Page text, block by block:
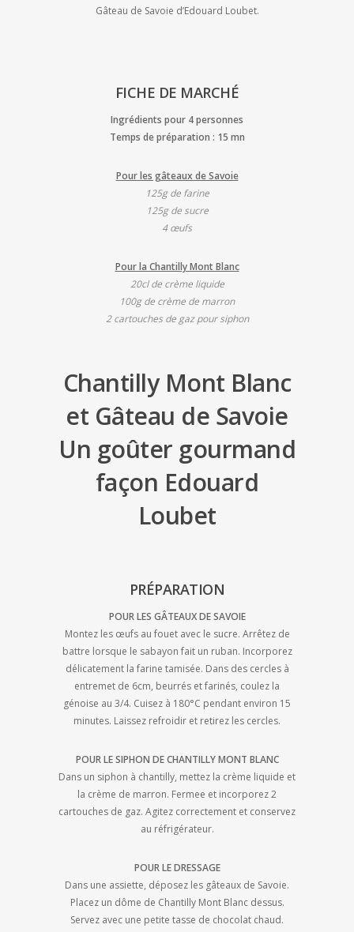
Gâteau de Savoie d’Edouard Loubet.
FICHE DE MARCHÉ
Ingrédients pour 4 personnes
Temps de préparation : 15 mn
Pour les gâteaux de Savoie
125g de farine
125g de sucre
4 œufs
Pour la Chantilly Mont Blanc
20cl de crème liquide
100g de crème de marron
2 cartouches de gaz pour siphon
Chantilly Mont Blanc
et Gâteau de Savoie
Un goûter gourmand
façon Edouard
Loubet
PRÉPARATION
POUR LES GÂTEAUX DE SAVOIE
Montez les œufs au fouet avec le sucre. Arrêtez de
battre lorsque le sabayon fait un ruban. Incorporez
délicatement la farine tamisée. Dans des cercles à
entremet de 6cm, beurrés et farinés, coulez la
génoise au 3/4. Cuisez à 180°C pendant environ 15
minutes. Laissez refroidir et retirez les cercles.
POUR LE SIPHON DE CHANTILLY MONT BLANC
Dans un siphon à chantilly, mettez la crème liquide et
la crème de marron. Fermee et incorporez 2
cartouches de gaz. Agitez correctement et conservez
au réfrigérateur.
POUR LE DRESSAGE
Dans une assiette, déposez les gâteaux de Savoie.
Placez un dôme de Chantilly Mont Blanc dessus.
Servez avec une petite tasse de chocolat chaud.